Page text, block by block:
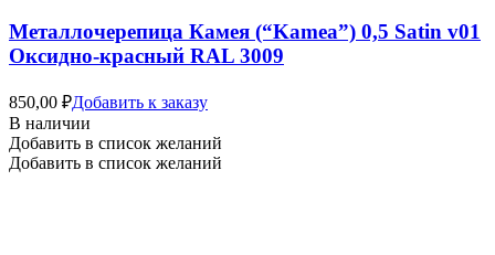
Металлочерепица Камея (“Kamea”) 0,5 Satin v01
Оксидно-красный RAL 3009
850,00 ₽Добавить к заказу
В наличии
Добавить в список желаний
Добавить в список желаний